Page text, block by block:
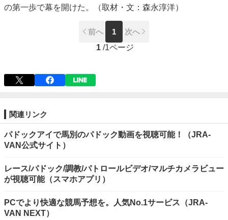
の第一歩で幕を開けた。（取材・文：森永淳洋）
前へ 1
次へ
1 /1ページ
関連リンク
パドックアイで馬別のパドック動画を視聴可能！（JRA-
VAN公式サイト）
レース/パドック/調教/パトロールビデオ/マルチカメラビュー
が視聴可能（スマホアプリ）
PCでより快適な競馬予想を。人気No.1サービス（JRA-
VAN NEXT）